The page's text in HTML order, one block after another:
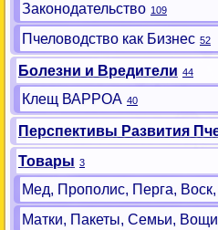
Законодательство 109
Пчеловодство как Бизнес 52
Болезни и Вредители 44
Клещ ВАРРОА 40
Перспективы Развития
Товары 3
Мед, Прополис, Перга,
Матки, Пакеты, Семьи,